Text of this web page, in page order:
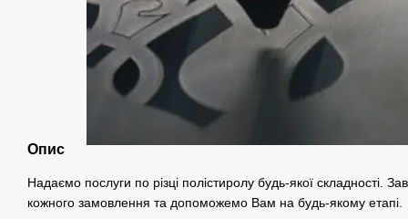
Опис
Надаємо послуги по різці полістиролу будь-якої складності.
кожного замовлення та допоможемо Вам на будь-якому етапі.